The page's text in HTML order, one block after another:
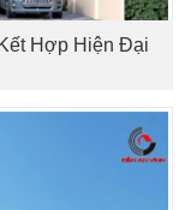
Hợp Hiện Đại